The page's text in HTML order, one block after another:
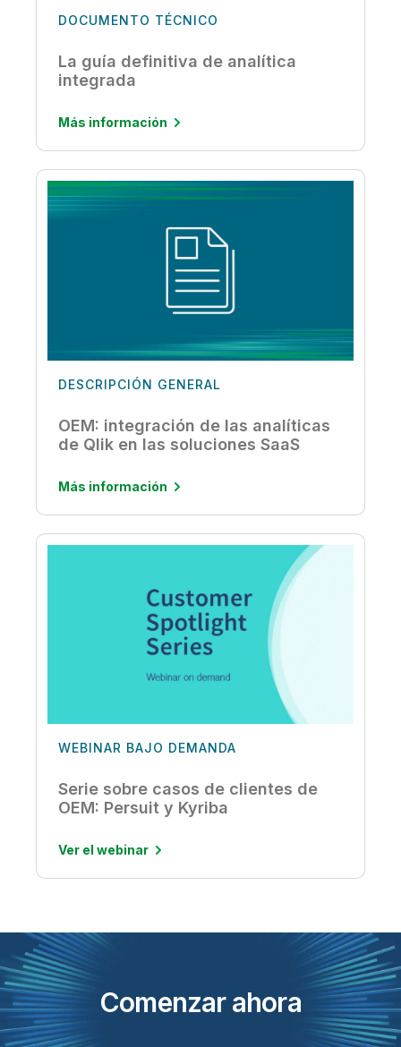
DOCUMENTO TÉCNICO
La guía definitiva de analítica
integrada
Más información
DESCRIPCIÓN GENERAL
OEM: integración de las analíticas
de Qlik en las soluciones SaaS
Más información
WEBINAR BAJO DEMANDA
Serie sobre casos de clientes de
OEM: Persuit y Kyriba
Ver el webinar
Comenzar ahora